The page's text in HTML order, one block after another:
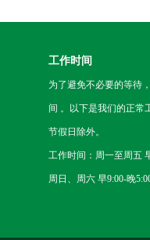
工作时间
为了避免不必要的等待
间 。以下是我们的正常
节假日除外。
工作时间：周一至周五
周日、周六 早9:00-晚